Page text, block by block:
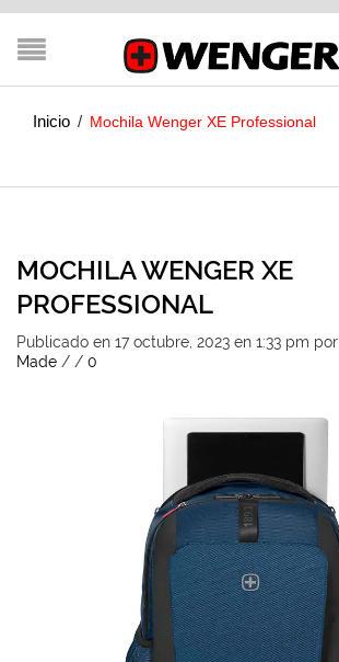
Inicio / Mochila Wenger XE Professional
MOCHILA WENGER XE
PROFESSIONAL
Publicado en 17 octubre, 2023 en 1:33 pm por
Made / / 0